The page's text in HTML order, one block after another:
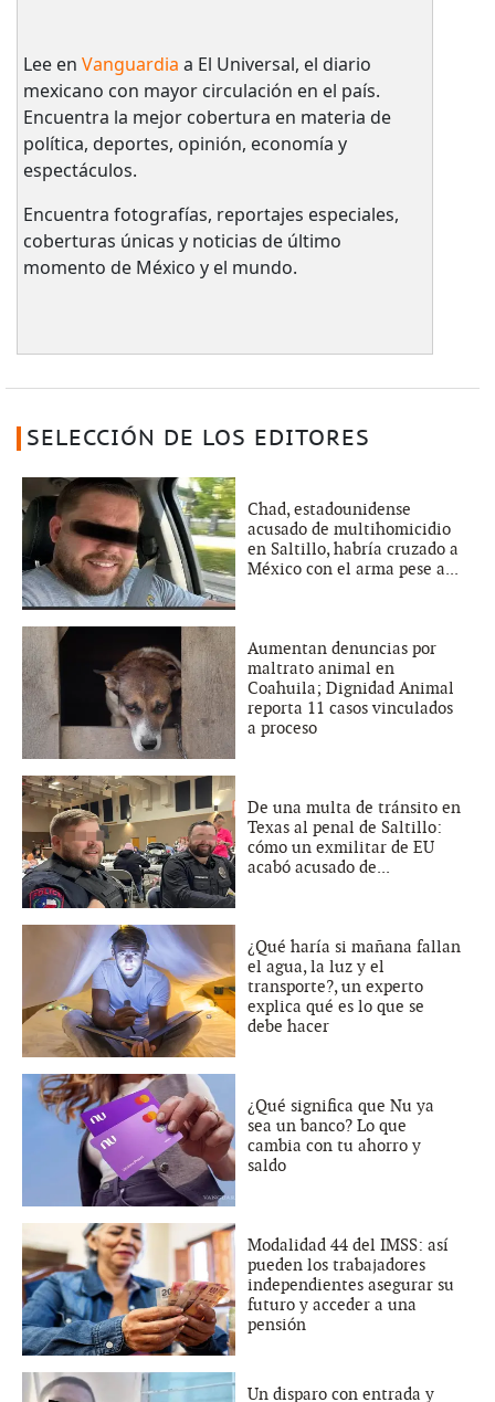
Lee en Vanguardia a El Universal, el diario
mexicano con mayor circulación en el país.​
Encuentra la mejor cobertura en materia de
política, deportes, opinión, economía y
espectáculos.
Encuentra fotografías, reportajes especiales,
coberturas únicas y noticias de último
momento de México y el mundo.
SELECCIÓN DE LOS EDITORES
Chad, estadounidense
acusado de multihomicidio
en Saltillo, habría cruzado a
México con el arma pese a...
Aumentan denuncias por
maltrato animal en
Coahuila; Dignidad Animal
reporta 11 casos vinculados
a proceso
De una multa de tránsito en
Texas al penal de Saltillo:
cómo un exmilitar de EU
acabó acusado de...
¿Qué haría si mañana fallan
el agua, la luz y el
transporte?, un experto
explica qué es lo que se
debe hacer
¿Qué significa que Nu ya
sea un banco? Lo que
cambia con tu ahorro y
saldo
Modalidad 44 del IMSS: así
pueden los trabajadores
independientes asegurar su
futuro y acceder a una
pensión
Un disparo con entrada y